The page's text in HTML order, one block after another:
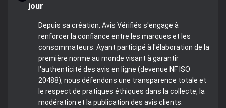
jour
Depuis sa création, Avis Vérifiés s'engage à
renforcer la confiance entre les marques et les
consommateurs. Ayant participé à l'élaboration de la
première norme au monde visant à garantir
l'authenticité des avis en ligne (devenue NF ISO
20488), nous défendons une transparence totale et
le respect de pratiques éthiques dans la collecte, la
modération et la publication des avis clients.